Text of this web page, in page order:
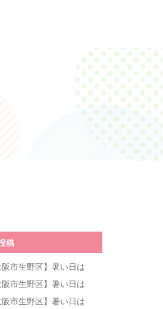
稿
阪市生野区】暑い日は
阪市生野区】暑い日は
阪市生野区】暑い日は